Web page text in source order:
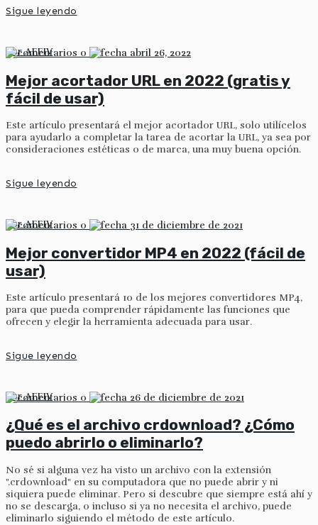
Sigue leyendo
por AFFIV 0 abril 26, 2022
Mejor acortador URL en 2022 (gratis y
fácil de usar)
Este artículo presentará el mejor acortador URL, solo utilícelos
para ayudarlo a completar la tarea de acortar la URL, ya sea por
consideraciones estéticas o de marca, una muy buena opción.
Sigue leyendo
por AFFIV 0 31 de diciembre de 2021
Mejor convertidor MP4 en 2022 (fácil de
usar)
Este artículo presentará 10 de los mejores convertidores MP4,
para que pueda comprender rápidamente las funciones que
ofrecen y elegir la herramienta adecuada para usar.
Sigue leyendo
por AFFIV 0 26 de diciembre de 2021
¿Qué es el archivo crdownload? ¿Cómo
puedo abrirlo o eliminarlo?
No sé si alguna vez ha visto un archivo con la extensión
".crdownload" en su computadora que no puede abrir y ni
siquiera puede eliminar. Pero si descubre que siempre está ahí y
no se descarga, o incluso si ya no necesita el archivo, puede
eliminarlo siguiendo el método de este artículo.